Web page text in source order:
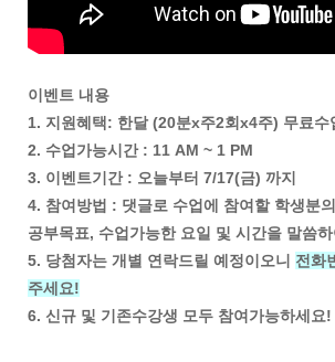
이벤트 내용
1. 지원혜택: 한달 (20분x주2회x4주) 무료수
2. 수업가능시간 : 11 AM ~ 1 PM
3. 이벤트기간 : 오늘부터 7/17(금) 까지
4. 참여방법 : 댓글로 수업에 참여할 학생분
공부목표, 수업가능한 요일 및 시간을 말씀
5. 당첨자는 개별 연락드릴 예정이오니 전화
주세요!
6. 신규 및 기존수강생 모두 참여가능하세요!